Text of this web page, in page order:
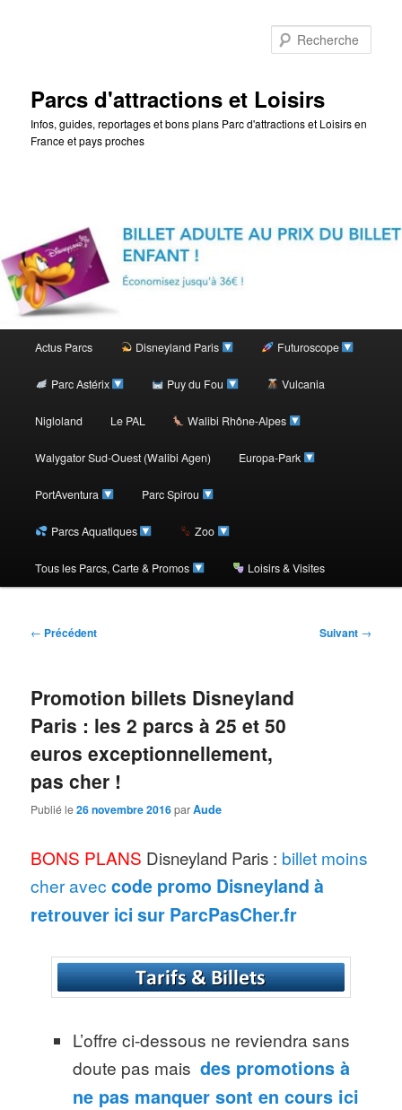
Parcs d'attractions et Loisirs
Infos, guides, reportages et bons plans Parc d'attractions et Loisirs en
France et pays proches
Menu
Aller
contenu
Actus Parcs Disneyland Paris Futuroscope
Parc Astérix Puy du Fou Vulcania
Nigloland Le PAL Walibi Rhône-Alpes
Walygator Sud-Ouest (Walibi Agen) Europa-Park
PortAventura Parc Spirou
Parcs Aquatiques Zoo
Tous les Parcs, Carte & Promos Loisirs & Visites
Navigation
← Précédent Suivant →
Promotion billets Disneyland
Paris : les 2 parcs à 25 et 50
euros exceptionnellement,
pas cher !
Publié le26 novembre 2016parAude
BONS PLANS Disneyland Paris : billet moins
cher aveccode promo Disneyland à
retrouver ici sur ParcPasCher.fr
L’offre ci-dessous ne reviendra sans
doute pas mais des promotions à
ne pas manquer sont en cours ici